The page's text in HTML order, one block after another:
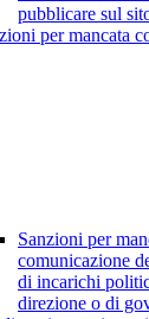
pubblicare sul
per mancata
Sanzioni per
comunicazione
di incarichi
direzione o di